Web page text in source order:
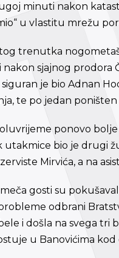
minuti nakon
u vlastitu mrežu
trenutka
nakon sjajnog prodora
siguran je bio Adnan
te po jedan poništen
ponovo
bio je drugi
Mirvića, a na
gosti su
odbrani
i došla na svega tri
u Banovićima